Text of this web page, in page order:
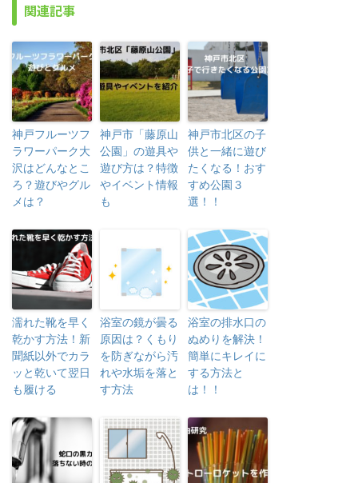
関連記事
神戸フルーツフ
ラワーパーク大
沢はどんなとこ
ろ？遊びやグル
メは？
神戸市「藤原山
公園」の遊具や
遊び方は？特徴
やイベント情報
も
神戸市北区の子
供と一緒に遊び
たくなる！おす
すめ公園３
選！！
濡れた靴を早く
乾かす方法！新
聞紙以外でカラ
ッと乾いて翌日
も履ける
浴室の鏡が曇る
原因は？くもり
を防ぎながら汚
れや水垢を落と
す方法
浴室の排水口の
ぬめりを解決！
簡単にキレイに
する方法と
は！！